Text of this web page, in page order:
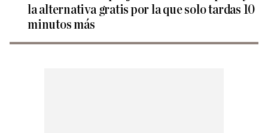
la alternativa gratis por la que solo tardas 10
minutos más